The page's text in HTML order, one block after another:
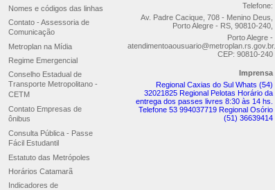
Nomes e códigos das linhas
Contato - Assessoria de
Comunicação
Metroplan na Mídia
Regime Emergencial
Conselho Estadual de
Transporte Metropolitano -
CETM
Contato Empresas de
ônibus
Consulta Pública - Passe
Fácil Estudantil
Estatuto das Metrópoles
Horários Catamarã
Indicadores de
Telefone:
Av. Padre Cacique, 708 - Menino Deus,
Porto Alegre - RS, 90810-240,
Porto Alegre -
atendimentoaousuario@metroplan.rs.gov.br.
CEP: 90810-240
Imprensa
Regional Caxias do Sul Whats (54)
32021825 Regional Pelotas Horário da
entrega dos passes livres 8:30 às 14 hs.
Telefone 53 994037719 Regional Osório
(51) 36639414